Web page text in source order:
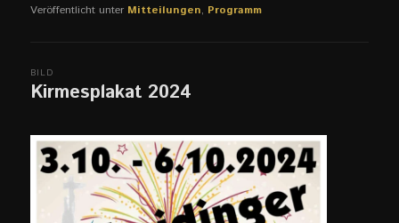
Veröffentlicht unter Mitteilungen, Programm
Kirmesplakat 2024
BILD